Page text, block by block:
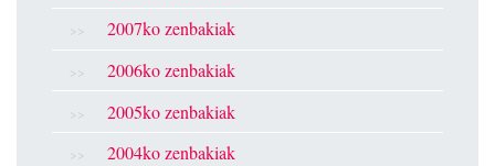
2007ko zenbakiak
2006ko zenbakiak
2005ko zenbakiak
2004ko zenbakiak